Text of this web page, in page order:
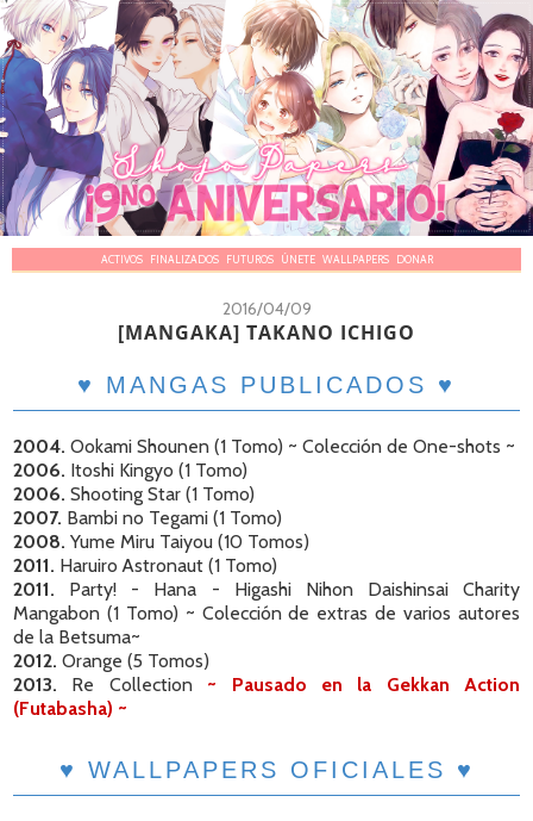
ACTIVOS FINALIZADOS FUTUROS ÚNETE WALLPAPERS DONAR
2016/04/09
[MANGAKA] TAKANO ICHIGO
♥ MANGAS PUBLICADOS ♥
2004. Ookami Shounen (1 Tomo) ~ Colección de One-shots ~
2006. Itoshi Kingyo (1 Tomo)
2006. Shooting Star (1 Tomo)
2007. Bambi no Tegami (1 Tomo)
2008. Yume Miru Taiyou (10 Tomos)
2011. Haruiro Astronaut (1 Tomo)
2011. Party! - Hana - Higashi Nihon Daishinsai Charity
Mangabon (1 Tomo) ~ Colección de extras de varios autores
de la Betsuma~
2012. Orange (5 Tomos)
2013. Re Collection ~ Pausado en la Gekkan Action
(Futabasha) ~
♥ WALLPAPERS OFICIALES ♥